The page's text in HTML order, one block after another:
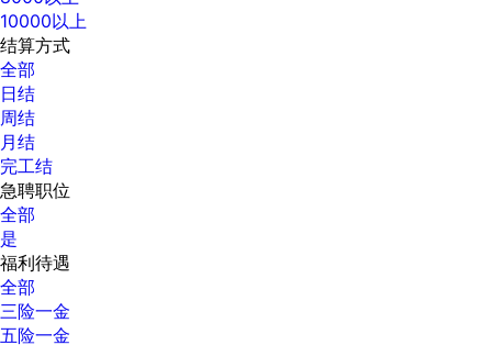
10000以上
结算方式
全部
日结
周结
月结
完工结
急聘职位
全部
是
福利待遇
全部
三险一金
五险一金